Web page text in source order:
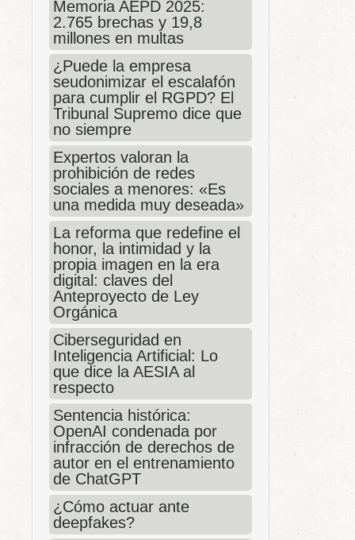
Memoria AEPD 2025:
2.765 brechas y 19,8
millones en multas
¿Puede la empresa
seudonimizar el escalafón
para cumplir el RGPD? El
Tribunal Supremo dice que
no siempre
Expertos valoran la
prohibición de redes
sociales a menores: «Es
una medida muy deseada»
La reforma que redefine el
honor, la intimidad y la
propia imagen en la era
digital: claves del
Anteproyecto de Ley
Orgánica
Ciberseguridad en
Inteligencia Artificial: Lo
que dice la AESIA al
respecto
Sentencia histórica:
OpenAI condenada por
infracción de derechos de
autor en el entrenamiento
de ChatGPT
¿Cómo actuar ante
deepfakes?